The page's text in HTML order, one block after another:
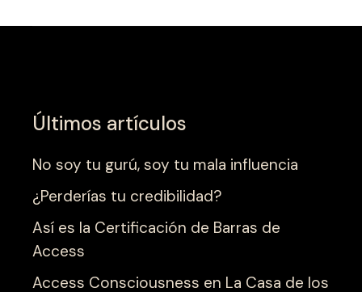
Últimos artículos
No soy tu gurú, soy tu mala influencia
¿Perderías tu credibilidad?
Así es la Certificación de Barras de
Access
Access Consciousness en La Casa de los